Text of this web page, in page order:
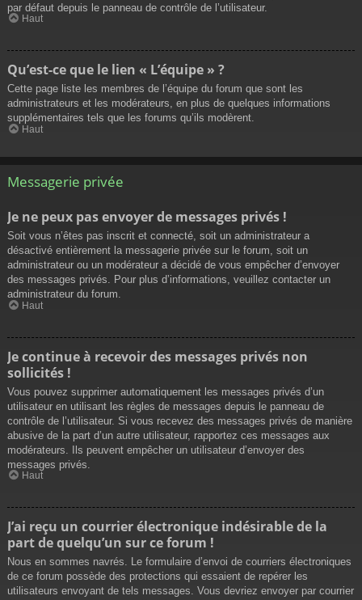
par défaut depuis le panneau de contrôle de l’utilisateur.
Haut
Qu’est-ce que le lien « L’équipe » ?
Cette page liste les membres de l’équipe du forum que sont les
administrateurs et les modérateurs, en plus de quelques informations
supplémentaires tels que les forums qu’ils modèrent.
Haut
Messagerie privée
Je ne peux pas envoyer de messages privés !
Soit vous n’êtes pas inscrit et connecté, soit un administrateur a
désactivé entièrement la messagerie privée sur le forum, soit un
administrateur ou un modérateur a décidé de vous empêcher d’envoyer
des messages privés. Pour plus d’informations, veuillez contacter un
administrateur du forum.
Haut
Je continue à recevoir des messages privés non
sollicités !
Vous pouvez supprimer automatiquement les messages privés d’un
utilisateur en utilisant les règles de messages depuis le panneau de
contrôle de l’utilisateur. Si vous recevez des messages privés de manière
abusive de la part d’un autre utilisateur, rapportez ces messages aux
modérateurs. Ils peuvent empêcher un utilisateur d’envoyer des
messages privés.
Haut
J’ai reçu un courrier électronique indésirable de la
part de quelqu’un sur ce forum !
Nous en sommes navrés. Le formulaire d’envoi de courriers électroniques
de ce forum possède des protections qui essaient de repérer les
utilisateurs envoyant de tels messages. Vous devriez envoyer par courrier